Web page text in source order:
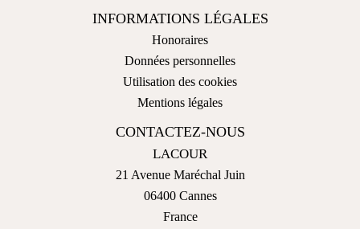
INFORMATIONS LÉGALES
Honoraires
Données personnelles
Utilisation des cookies
Mentions légales
CONTACTEZ-NOUS
LACOUR
21 Avenue Maréchal Juin
06400Cannes
France